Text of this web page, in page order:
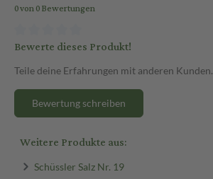
0 von 0 Bewertungen
Bewerte dieses Produkt!
Teile deine Erfahrungen mit anderen Kunden.
Bewertung schreiben
Weitere Produkte aus:
Schüssler Salz Nr. 19